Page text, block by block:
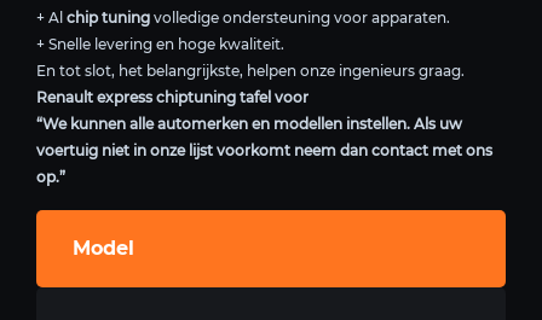
+ Al chip tuning volledige ondersteuning voor apparaten.
+ Snelle levering en hoge kwaliteit.
En tot slot, het belangrijkste, helpen onze ingenieurs graag.
Renault express chiptuning tafel voor
“We kunnen alle automerken en modellen instellen. Als uw
voertuig niet in onze lijst voorkomt neem dan contact met ons
op.”
Model